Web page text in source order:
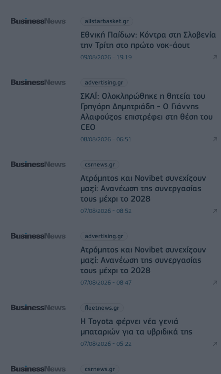
allstarbasket.gr
Εθνική Παίδων: Κόντρα στη Σλοβενία
την Τρίτη στο πρώτο νοκ-άουτ
09/08/2026 - 19:19
advertising.gr
ΣΚΑΪ: Ολοκληρώθηκε η θητεία του
Γρηγόρη Δημητριάδη - Ο Γιάννης
Αλαφούζος επιστρέφει στη θέση του
CEO
08/08/2026 - 06:51
csrnews.gr
Ατρόμητος και Novibet συνεχίζουν
μαζί: Ανανέωση της συνεργασίας
τους μέχρι το 2028
07/08/2026 - 08:52
advertising.gr
Ατρόμητος και Novibet συνεχίζουν
μαζί: Ανανέωση της συνεργασίας
τους μέχρι το 2028
07/08/2026 - 08:47
fleetnews.gr
Η Toyota φέρνει νέα γενιά
μπαταριών για τα υβριδικά της
07/08/2026 - 05:22
csrnews.gr